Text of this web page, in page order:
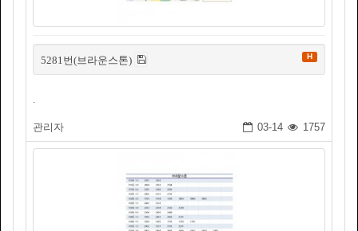
5281번(브라운스톤) H
.
관리자 03-14 1757